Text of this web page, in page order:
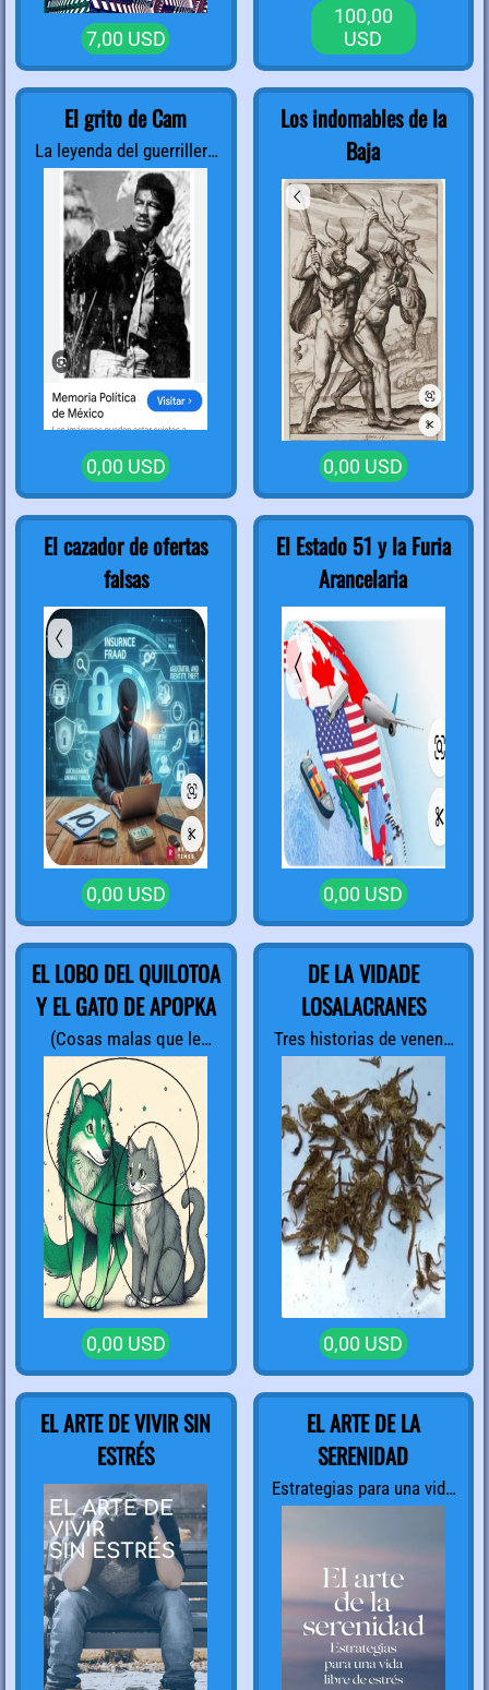
7,00 USD
100,00
USD
El grito de Cam
La leyenda del guerrillero
Genaro Vázquez Rojas
0,00 USD
Los indomables de la
Baja
0,00 USD
El cazador de ofertas
falsas
0,00 USD
El Estado 51 y la Furia
Arancelaria
0,00 USD
EL LOBO DEL QUILOTOA
Y EL GATO DE APOPKA
(Cosas malas que le
suceden a
buenas personas)
0,00 USD
DE LA VIDADE
LOSALACRANES
Tres historias de veneno
real
0,00 USD
EL ARTE DE VIVIR SIN
ESTRÉS
EL ARTE DE LA
SERENIDAD
Estrategias para una vida
libre de Estrés